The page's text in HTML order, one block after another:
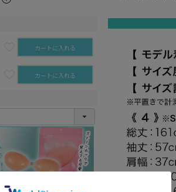
カートに入れる
カートに入れる